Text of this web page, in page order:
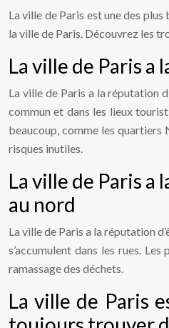
La ville de Paris est une des
la ville de Paris. Découvrez les
La ville de Paris
La ville de Paris a la réputation
commun et dans les lieux
beaucoup, comme les quartiers
risques inutiles.
La ville de Paris a
au nord
La ville de Paris a la réputation
s’accumulent dans les rues.
ramassage des déchets.
La ville de Paris